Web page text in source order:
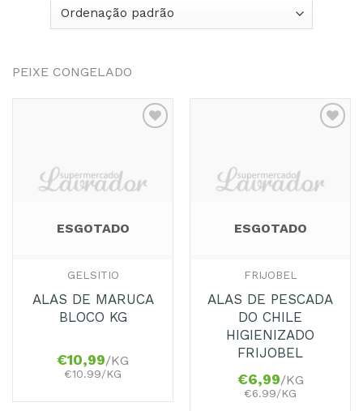
PEIXE CONGELADO
Favoritos
ESGOTADO
GELSITIO
ALAS DE MARUCA
BLOCO KG
€10,99/KG
€10.99/KG
Favoritos
ESGOTADO
FRIJOBEL
ALAS DE PESCADA
DO CHILE
HIGIENIZADO
FRIJOBEL
€6,99/KG
€6.99/KG